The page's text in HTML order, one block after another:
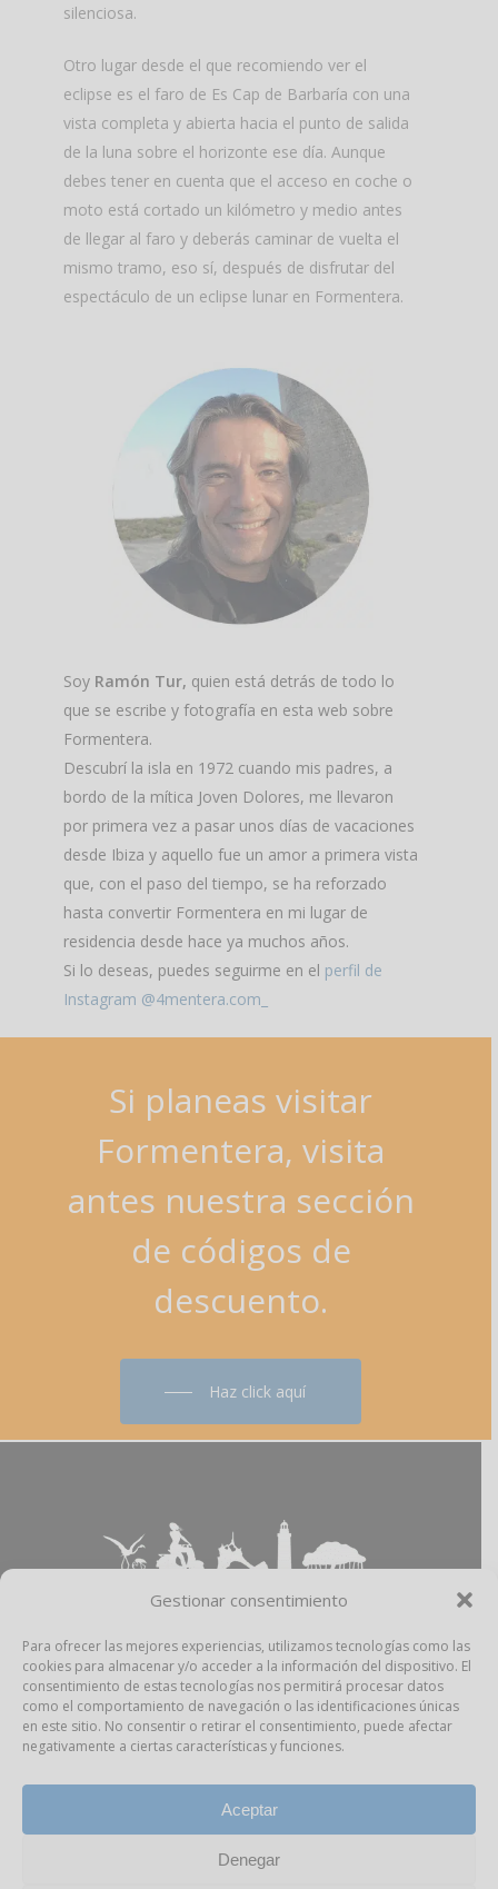
Gestionar consentimiento
Para ofrecer las mejores experiencias, utilizamos tecnologías como las
cookies para almacenar y/o acceder a la información del dispositivo. El
consentimiento de estas tecnologías nos permitirá procesar datos
como el comportamiento de navegación o las identificaciones únicas
en este sitio. No consentir o retirar el consentimiento, puede afectar
negativamente a ciertas características y funciones.
Aceptar
Denegar
silenciosa.
Otro lugar desde el que recomiendo ver el
eclipse es el faro de Es Cap de Barbaría con una
vista completa y abierta hacia el punto de salida
de la luna sobre el horizonte ese día. Aunque
debes tener en cuenta que el acceso en coche o
moto está cortado un kilómetro y medio antes
de llegar al faro y deberás caminar de vuelta el
mismo tramo, eso sí, después de disfrutar del
espectáculo de un eclipse lunar en Formentera.
SoyRamón Tur, quien está detrás de todo lo
que se escribe y fotografía en esta web sobre
Formentera.
Descubrí la isla en 1972 cuando mis padres, a
bordo de la mítica Joven Dolores, me llevaron
por primera vez a pasar unos días de vacaciones
desde Ibiza y aquello fue un amor a primera vista
que, con el paso del tiempo, se ha reforzado
hasta convertir Formentera en mi lugar de
residencia desde hace ya muchos años.
Si lo deseas, puedes seguirme en el perfil de
Instagram @4mentera.com_
Si planeas visitar
Formentera, visita
antes nuestra sección
de códigos de
descuento.
Haz click aquí
Aviso Legal – Política Privacidad–Política
Cookies –Propiedad Intelectual